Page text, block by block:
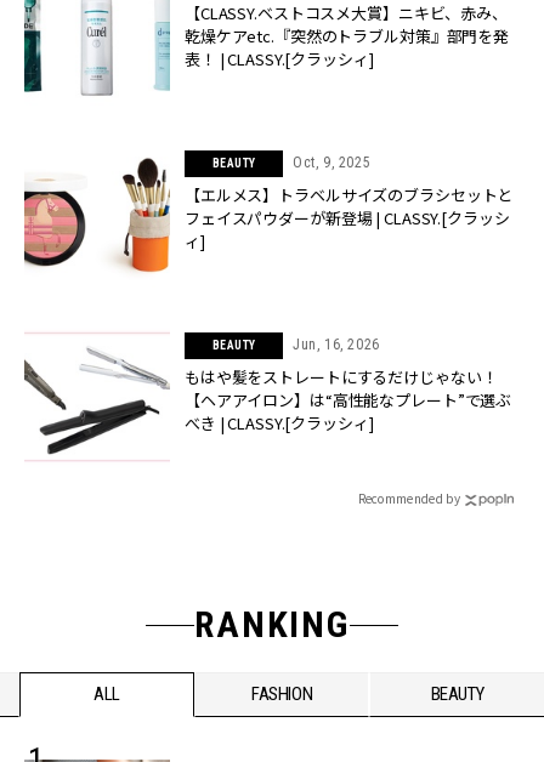
【CLASSY.ベストコスメ大賞】ニキビ、赤み、
乾燥ケアetc.『突然のトラブル対策』部門を発
表！ | CLASSY.[クラッシィ]
BEAUTY Oct, 9, 2025
【エルメス】トラベルサイズのブラシセットと
フェイスパウダーが新登場 | CLASSY.[クラッシ
ィ]
BEAUTY Jun, 16, 2026
もはや髪をストレートにするだけじゃない！
【ヘアアイロン】は“高性能なプレート”で選ぶ
べき | CLASSY.[クラッシィ]
Recommended by
RANKING
ALL FASHION BEAUTY